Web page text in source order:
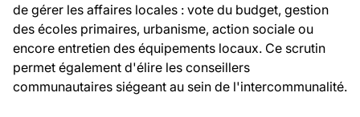
de gérer les affaires locales : vote du budget, gestion
des écoles primaires, urbanisme, action sociale ou
encore entretien des équipements locaux. Ce scrutin
permet également d'élire les conseillers
communautaires siégeant au sein de l'intercommunalité.